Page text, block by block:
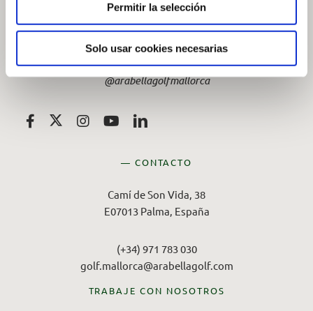
Permitir la selección
Solo usar cookies necesarias
— SOCIAL
Síganos en redes sociales
@arabellagolfmallorca
— CONTACTO
Camí de Son Vida, 38
E07013 Palma, España
(+34) 971 783 030
golf.mallorca@arabellagolf.com
TRABAJE CON NOSOTROS